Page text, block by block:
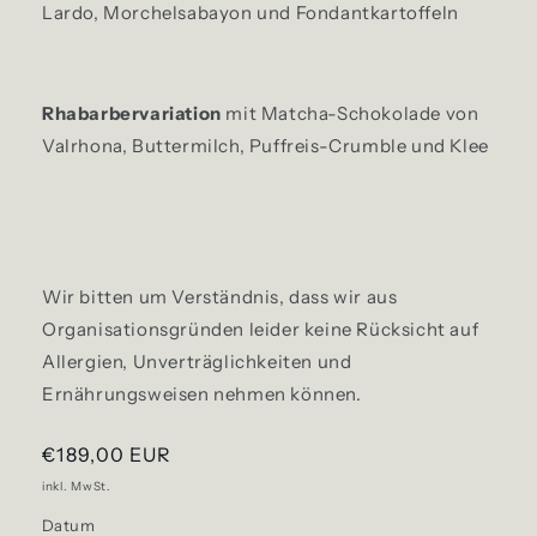
Lardo, Morchelsabayon und Fondantkartoffeln
Rhabarbervariation mit Matcha-Schokolade von
Valrhona, Buttermilch, Puffreis-Crumble und Klee
Wir bitten um Verständnis, dass wir aus
Organisationsgründen leider keine Rücksicht auf
Allergien, Unverträglichkeiten und
Ernährungsweisen nehmen können.
Normaler
Preis
€189,00 EUR
inkl. MwSt.
Datum